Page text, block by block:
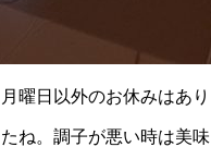
曜日以外のお休みはあり
ね。調子が悪い時は美